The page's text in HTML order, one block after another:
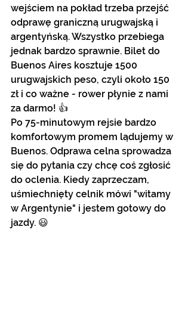
wejściem na pokład trzeba przejść
odprawę graniczną urugwajską i
argentyńską. Wszystko przebiega
jednak bardzo sprawnie. Bilet do
Buenos Aires kosztuje 1500
urugwajskich peso, czyli około 150
zł i co ważne - rower płynie z nami
za darmo! 👍
Po 75-minutowym rejsie bardzo
komfortowym promem lądujemy w
Buenos. Odprawa celna sprowadza
się do pytania czy chcę coś zgłosić
do oclenia. Kiedy zaprzeczam,
uśmiechnięty celnik mówi "witamy
w Argentynie" i jestem gotowy do
jazdy. 😃